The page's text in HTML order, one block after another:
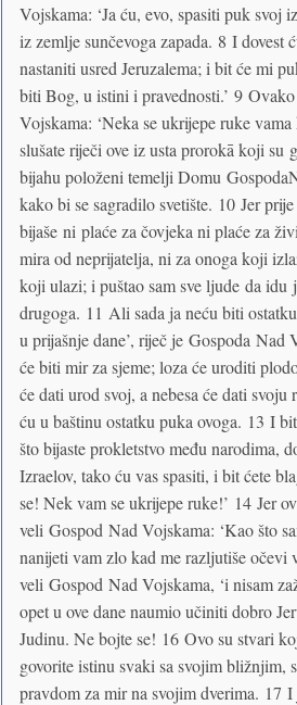
Vojskama: ‘Ja ću, evo, spasiti puk svoj
iz zemlje sunčevoga zapada. 8 I dovest
nastaniti usred Jeruzalema; i bit će mi
biti Bog, u istini i pravednosti.’ 9
Vojskama: ‘Neka se ukrijepe ruke
slušate riječi ove iz usta prorokā koji su
bijahu položeni temelji Domu
kako bi se sagradilo svetište. 10 Jer
bijaše ni plaće za čovjeka ni plaće za
mira od neprijatelja, ni za onoga koji
koji ulazi; i puštao sam sve ljude da idu
drugoga. 11 Ali sada ja neću biti
u prijašnje dane’, riječ je Gospoda Nad
će biti mir za sjeme; loza će uroditi
će dati urod svoj, a nebesa će dati svoju
ću u baštinu ostatku puka ovoga. 13 I
što bijaste prokletstvo među narodima,
Izraelov, tako ću vas spasiti, i bit ćete
se! Nek vam se ukrijepe ruke!’ 14 Jer
veli Gospod Nad Vojskama: ‘Kao što
nanijeti vam zlo kad me razljutiše očevi
veli Gospod Nad Vojskama, ‘i nisam
opet u ove dane naumio učiniti dobro
Judinu. Ne bojte se! 16 Ovo su stvari
govorite istinu svaki sa svojim bližnjim,
pravdom za mir na svojim dverima. 17